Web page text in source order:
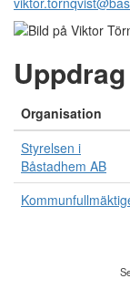
Uppdrag
Organisation
Styrelsen i
Båstadhem AB